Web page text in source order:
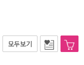
모두보기